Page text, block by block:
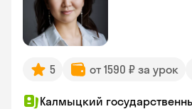
5 от 1590 ₽ за урок
Калмыцкий